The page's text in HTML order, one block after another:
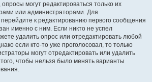
могут редактироваться только их
или администраторами. Для
к редактированию первого сообщения
именно с ним. Если никто не успел
удалить опрос или отредактировать любой
если кто-то уже проголосовал, то только
могут отредактировать или удалить
чтобы нельзя было менять варианты